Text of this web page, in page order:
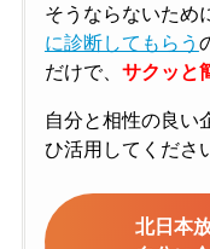
そうならないため
に診断してもらう
だけで、 サクッと
自分と相性の良い
ひ活用してくださ
北日本